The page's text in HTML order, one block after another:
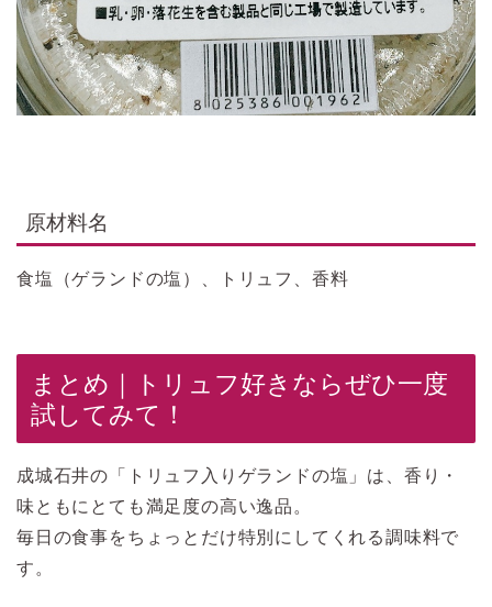
原材料名
食塩（ゲランドの塩）、トリュフ、香料
まとめ｜トリュフ好きならぜひ一度
試してみて！
成城石井の「トリュフ入りゲランドの塩」は、香り・
味ともにとても満足度の高い逸品。
毎日の食事をちょっとだけ特別にしてくれる調味料で
す。